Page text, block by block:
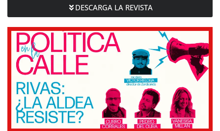
DESCARGA LA REVISTA